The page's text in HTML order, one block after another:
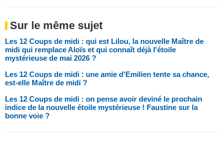
Sur le même sujet
Les 12 Coups de midi : qui est Lilou, la nouvelle Maître de
midi qui remplace Aloïs et qui connaît déjà l'étoile
mystérieuse de mai 2026 ?
Les 12 Coups de midi : une amie d'Emilien tente sa chance,
est-elle Maître de midi ?
Les 12 Coups de midi : on pense avoir deviné le prochain
indice de la nouvelle étoile mystérieuse ! Faustine sur la
bonne voie ?